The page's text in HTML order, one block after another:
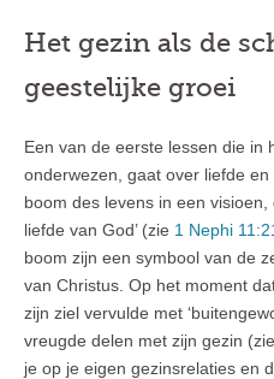
Het gezin als de
geestelijke groei
Een van de eerste lessen die in
onderwezen, gaat over liefde
boom des levens in een visioen,
liefde van God’ (zie 1 Nephi
boom zijn een symbool van de
van Christus. Op het moment
zijn ziel vervulde met
vreugde delen met zijn gezin (zie
je op je eigen gezinsrelaties en